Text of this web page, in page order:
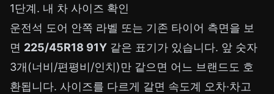
1단계. 내 차 사이즈 확인
운전석 도어 안쪽 라벨 또는 기존 타이어 측면을 보
면 225/45R18 91Y 같은 표기가 있습니다. 앞 숫자
3개(너비/편평비/인치)만 같으면 어느 브랜드도 호
환됩니다. 사이즈를 다르게 갈면 속도계 오차·차고